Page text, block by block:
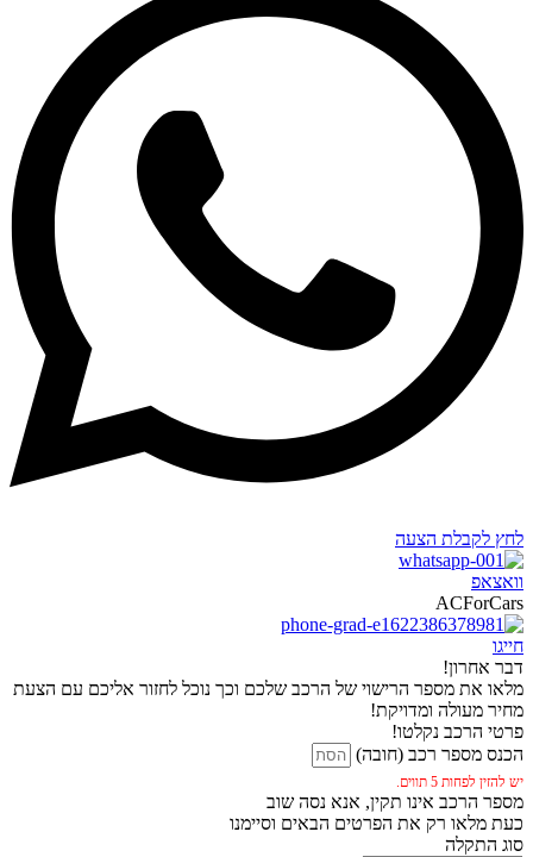
לחץ לקבלת הצעה
וואצאפ
ACForCars
חייגו
דבר אחרון!
מלאו את מספר הרישוי של הרכב שלכם וכך נוכל לחזור אליכם עם הצעת
מחיר מעולה ומדויקת!
פרטי הרכב נקלטו!
הכנס מספר רכב (חובה)
יש להזין לפחות 5 תווים.
מספר הרכב אינו תקין, אנא נסה שוב
כעת מלאו רק את הפרטים הבאים וסיימנו
סוג התקלה